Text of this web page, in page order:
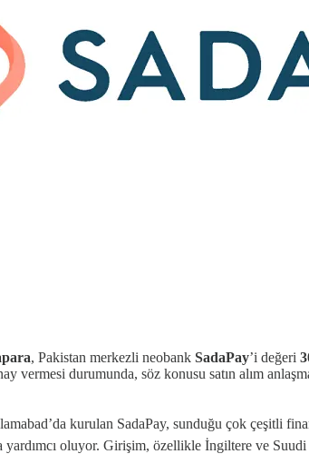
, Pakistan merkezli neobank SadaPay’i değeri
vermesi durumunda, söz konusu satın alım
kurulan SadaPay, sunduğu çok çeşitli
oluyor. Girişim, özellikle İngiltere ve